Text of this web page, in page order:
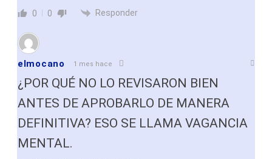
0 0 Responder
elmocano 1 mes hace
¿POR QUÉ NO LO REVISARON BIEN
ANTES DE APROBARLO DE MANERA
DEFINITIVA? ESO SE LLAMA VAGANCIA
MENTAL.